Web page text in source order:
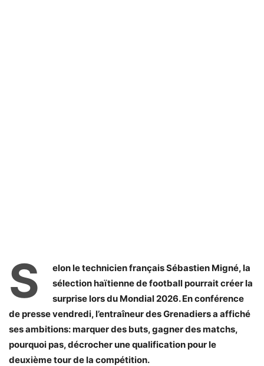
S
elon le technicien français Sébastien Migné, la
sélection haïtienne de football pourrait créer la
surprise lors du Mondial 2026. En conférence
de presse vendredi, l’entraîneur des Grenadiers a affiché
ses ambitions: marquer des buts, gagner des matchs,
pourquoi pas, décrocher une qualification pour le
deuxième tour de la compétition.